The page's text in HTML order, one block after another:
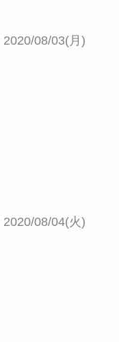
2020/08/03(月)
2020/08/04(火)